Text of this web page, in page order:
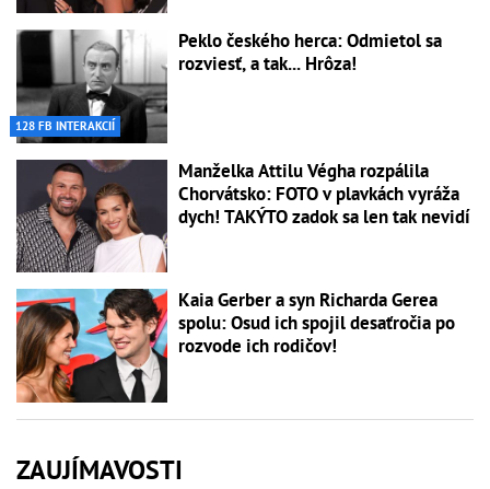
128 FB INTERAKCIÍ
Peklo českého herca: Odmietol sa
rozviesť, a tak... Hrôza!
Manželka Attilu Végha rozpálila
Chorvátsko: FOTO v plavkách vyráža
dych! TAKÝTO zadok sa len tak nevidí
Kaia Gerber a syn Richarda Gerea
spolu: Osud ich spojil desaťročia po
rozvode ich rodičov!
ZAUJÍMAVOSTI